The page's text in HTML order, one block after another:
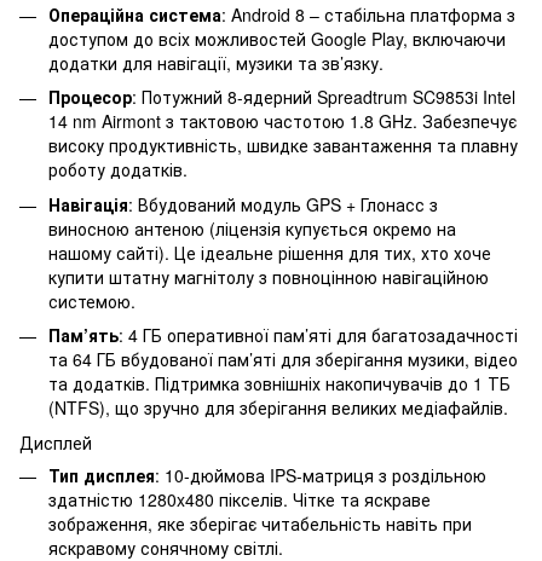
Операційна система: Android 8 – стабільна платформа з
доступом до всіх можливостей Google Play, включаючи
додатки для навігації, музики та зв’язку.
Процесор: Потужний 8-ядерний Spreadtrum SC9853i Intel
14 nm Airmont з тактовою частотою 1.8 GHz. Забезпечує
високу продуктивність, швидке завантаження та плавну
роботу додатків.
Навігація: Вбудований модуль GPS + Глонасс з
виносною антеною (ліцензія купується окремо на
нашому сайті). Це ідеальне рішення для тих, хто хоче
купити штатну магнітолу з повноцінною навігаційною
системою.
Пам’ять: 4 ГБ оперативної пам’яті для багатозадачності
та 64 ГБ вбудованої пам’яті для зберігання музики, відео
та додатків. Підтримка зовнішніх накопичувачів до 1 ТБ
(NTFS), що зручно для зберігання великих медіафайлів.
Дисплей
Тип дисплея: 10-дюймова IPS-матриця з роздільною
здатністю 1280x480 пікселів. Чітке та яскраве
зображення, яке зберігає читабельність навіть при
яскравому сонячному світлі.